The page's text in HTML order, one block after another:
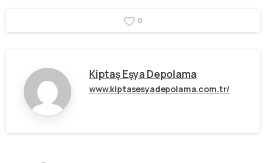
0
Kiptaş Eşya Depolama
www.kiptasesyadepolama.com.tr/